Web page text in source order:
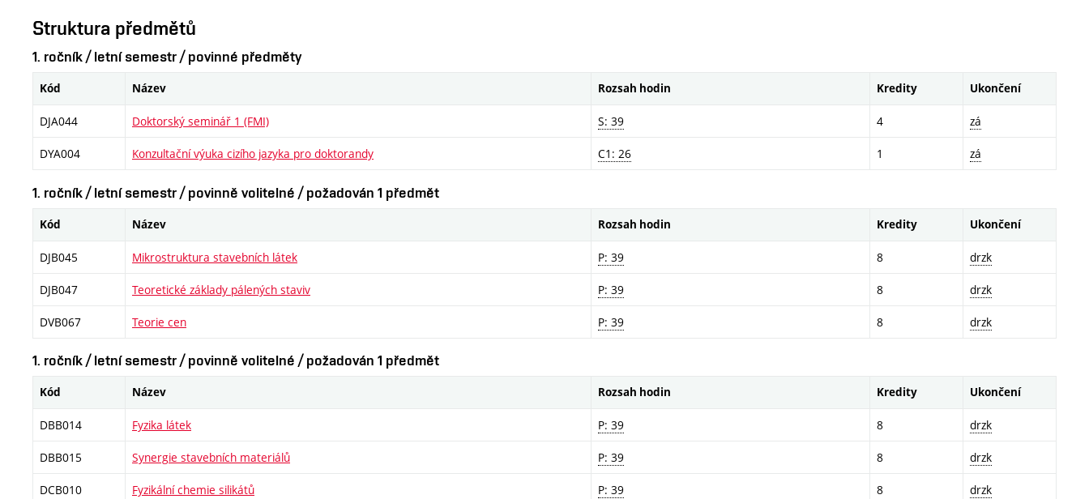
Struktura předmětů
1. ročník / letní semestr / povinné předměty
Kód Název Rozsah hodin Kredity Ukončení
DJA044 Doktorský seminář 1 (FMI) S: 39 4 zá
DYA004 Konzultační výuka cizího jazyka pro doktorandy C1: 26 1 zá
1. ročník / letní semestr / povinně volitelné / požadován 1 předmět
Kód Název Rozsah hodin Kredity Ukončení
DJB045 Mikrostruktura stavebních látek P: 39 8 drzk
DJB047 Teoretické základy pálených staviv P: 39 8 drzk
DVB067 Teorie cen P: 39 8 drzk
1. ročník / letní semestr / povinně volitelné / požadován 1 předmět
Kód Název Rozsah hodin Kredity Ukončení
DBB014 Fyzika látek P: 39 8 drzk
DBB015 Synergie stavebních materiálů P: 39 8 drzk
DCB010 Fyzikální chemie silikátů P: 39 8 drzk